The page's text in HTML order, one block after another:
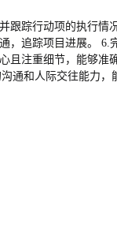
跟踪行动项的执行情
追踪项目进展。
注重细节，能够准
通和人际交往能力